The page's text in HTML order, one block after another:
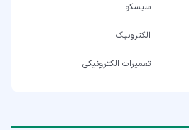
سیسکو
الکترونیک
تعمیرات الکترونیکی